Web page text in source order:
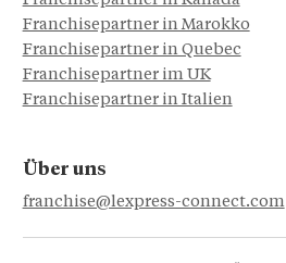
Franchisepartner in Marokko
Franchisepartner in Quebec
Franchisepartner im UK
Franchisepartner in Italien
Über uns
franchise@lexpress-connect.com